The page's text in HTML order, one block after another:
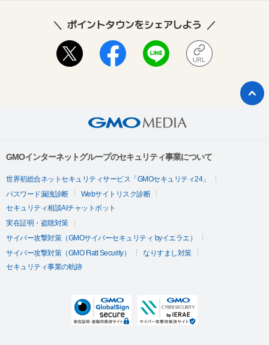
ポイントタウンをシェアしよう
GMOインターネットグループのセキュリティ事業について
世界初総合ネットセキュリティサービス「GMOセキュリティ24」
パスワード漏洩診断
Webサイトリスク診断
セキュリティ相談AIチャットボット
実在証明・盗聴対策
サイバー攻撃対策（GMOサイバーセキュリティ byイエラエ）
サイバー攻撃対策（GMO Flatt Security）
なりすまし対策
セキュリティ事業の軌跡